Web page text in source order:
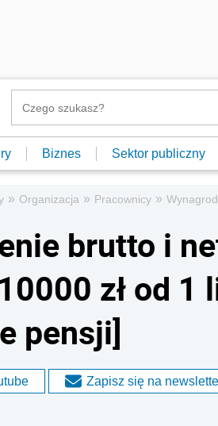
Biznes Sektor publiczny
» Organizacja » Pracownicy »
brutto i
zł od 1
pensji]
Zapisz się na